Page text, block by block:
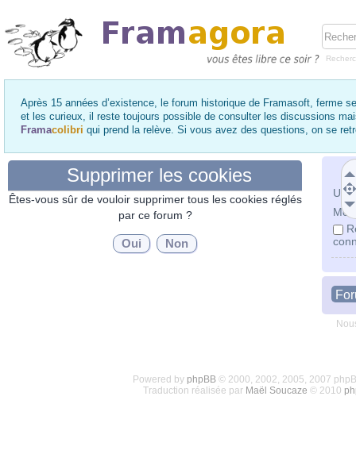
Après 15 années d’existence, le forum historique de Framasoft, ferme
et les curieux, il reste toujours possible de consulter les discussions
Framacolibri qui prend la relève. Si vous avez des questions, on se
Mot
Supprimer les cookies
Êtes-vous sûr de vouloir supprimer tous les cookies réglés
par ce forum ?
Powered by phpBB© 2000, 2002, 2005, 2007
Traduction réalisée par Maël Soucaze © 2010